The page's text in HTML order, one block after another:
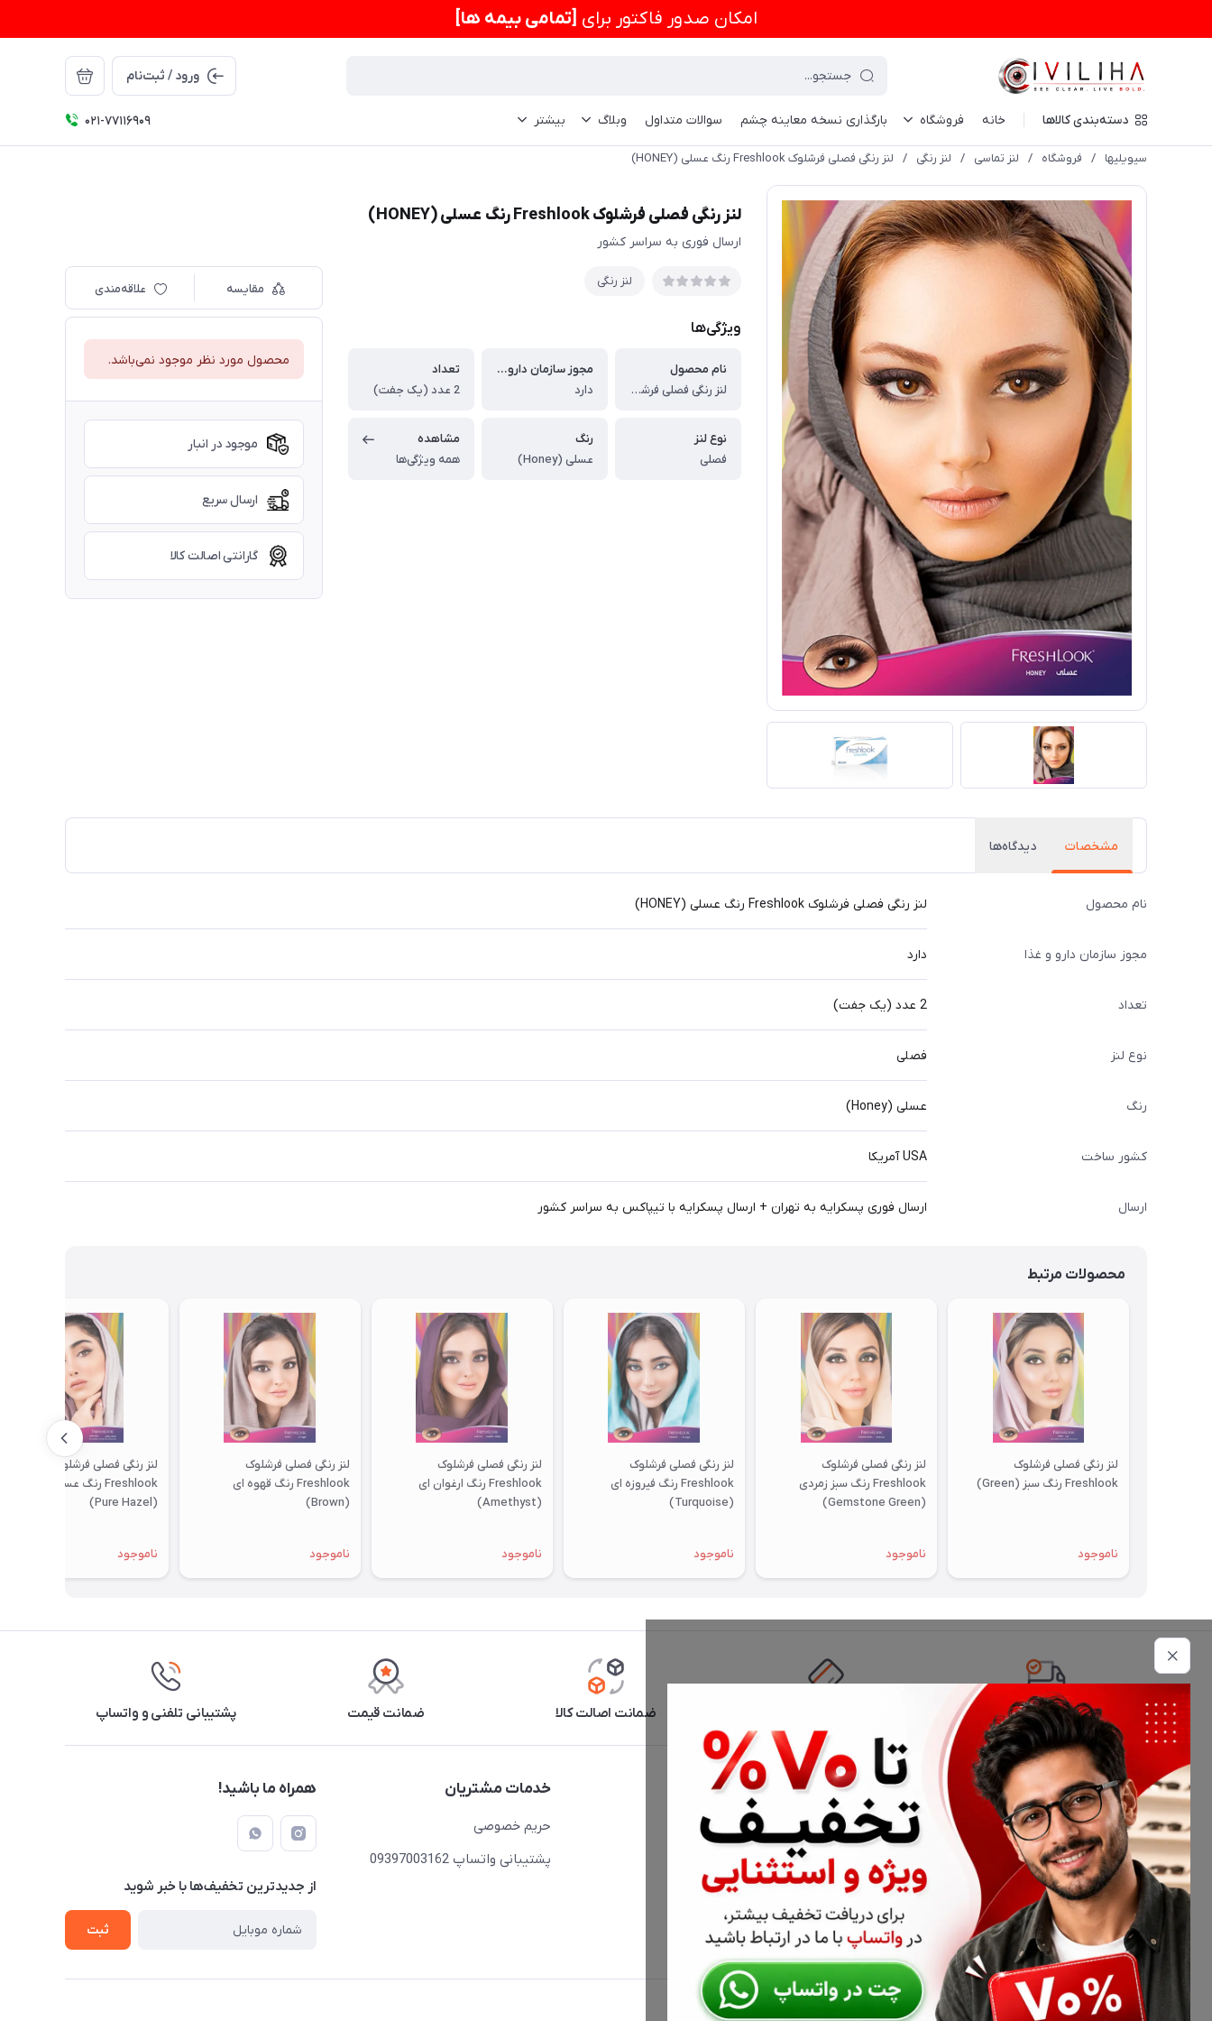
امكان صدور فاکتور برای [تمامی بیمه ها]
ورود / ثبت‌نام
دسته‌بندی کالاها خانه فروشگاه بارگذاری نسخه معاینه چشم سوالات متداول وبلاگ بیشتر 021-77116909
سیویلیها / فروشگاه / لنز تماسی / لنز رنگی / لنز رنگی فصلی فرشلوک Freshlook رنگ عسلی (HONEY)
لنز رنگی فصلی فرشلوک Freshlook رنگ عسلی (HONEY)
ارسال فوری به سراسر کشور
لنز رنگی
ویژگی‌ها
نام محصول
لنز رنگی فصلی فرشلوک Freshlook رنگ عسلی (HONEY)
مجوز سازمان دارو و غذا
دارد
تعداد
2 عدد (یک جفت)
نوع لنز
فصلی
رنگ
عسلی (Honey)
مشاهده
همه ویژگی‌ها
مقایسه علاقه‌مندی
محصول مورد نظر موجود نمی‌باشد.
موجود در انبار
ارسال سریع
گارانتی اصالت کالا
مشخصات دیدگاه‌ها
نام محصول لنز رنگی فصلی فرشلوک Freshlook رنگ عسلی (HONEY)
مجوز سازمان دارو و غذا دارد
تعداد 2 عدد (یک جفت)
نوع لنز فصلی
رنگ عسلی (Honey)
کشور ساخت USA آمریکا
ارسال ارسال فوری پسکرایه به تهران + ارسال پسکرایه با تیپاکس به سراسر کشور
محصولات مرتبط
لنز رنگی فصلی فرشلوک
Freshlook رنگ سبز (Green)
ناموجود
لنز رنگی فصلی فرشلوک
Freshlook رنگ سبز زمردی
(Gemstone Green)
ناموجود
لنز رنگی فصلی فرشلوک
Freshlook رنگ فیروزه ای
(Turquoise)
ناموجود
لنز رنگی فصلی فرشلوک
Freshlook رنگ ارغوان ای
(Amethyst)
ناموجود
لنز رنگی فصلی فرشلوک
Freshlook رنگ قهوه ای
(Brown)
ناموجود
لنز رنگی فصلی فرشلوک
Freshlook رنگ عسلی روشن
(Pure Hazel)
ناموجود
تحویل اکسپرس ضمانت اصالت کالا ضمانت قیمت پشتیبانی تلفنی و واتساپ
اطلاعات تماس
02177116909
info@civiliha.com
ارسال فوری در تهران + ارسال به سراسر کشور
دسترسی سریع
حساب کاربری
مجله فروشگاه
لیست محصولات
درباره ما
خدمات مشتریان
حریم خصوصی
پشتیبانی واتساپ 09397003162
همراه ما باشید!
از جدید‌ترین تخفیف‌ها با‌ خبر شوید
ثبت
درباره فروشگاه عینک و عدسی سیویلیها